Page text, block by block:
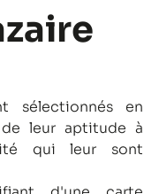
sélectionnés en
leur aptitude à
qui leur sont